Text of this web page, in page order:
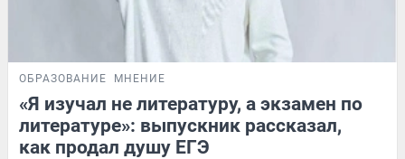
ОБРАЗОВАНИЕ МНЕНИЕ
«Я изучал не литературу, а экзамен по
литературе»: выпускник рассказал,
как продал душу ЕГЭ